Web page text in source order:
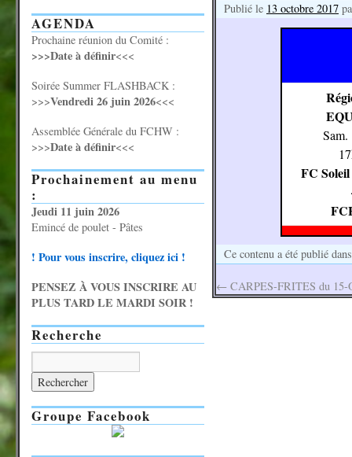
Publié le 13 octobre 2017
Sam.
FC
Ce contenu a été publié
← CARPES-FRITES du
AGENDA
Prochaine réunion du Comité :
>>>Date à définir<<<
Soirée Summer FLASHBACK :
>>>Vendredi 26 juin 2026<<<
Assemblée Générale du FCHW :
>>>Date à définir<<<
Prochainement au menu
:
Jeudi 11 juin 2026
Emincé de poulet - Pâtes
! Pour vous inscrire, cliquez ici !
PENSEZ À VOUS INSCRIRE AU
PLUS TARD LE MARDI SOIR !
Recherche
Groupe Facebook